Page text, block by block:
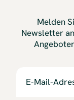
Melden
Newsletter
E-Mail-